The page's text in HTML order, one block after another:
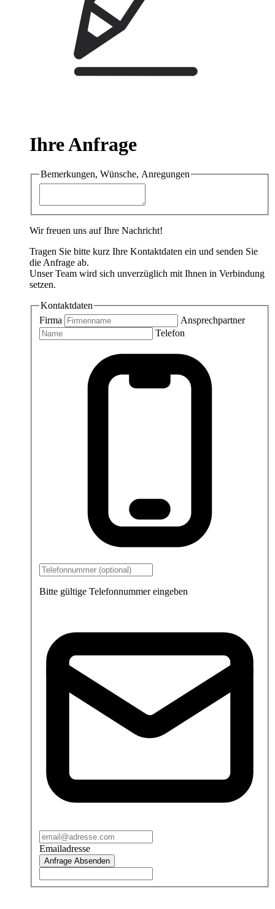
Ihre Anfrage
Bemerkungen, Wünsche, Anregungen
Wir freuen uns auf Ihre Nachricht!
Tragen Sie bitte kurz Ihre Kontaktdaten ein und senden Sie
die Anfrage ab.
Unser Team wird sich unverzüglich mit Ihnen in Verbindung
setzen.
Kontaktdaten
Firma
Ansprechpartner
Telefon
Bitte gültige Telefonnummer eingeben
Emailadresse
Anfrage Absenden